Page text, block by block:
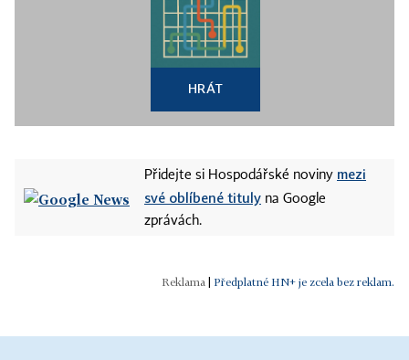
HRÁT
Přidejte si Hospodářské noviny mezi
své oblíbené tituly na Google
zprávách.
Předplatné HN+ je zcela bez reklam.